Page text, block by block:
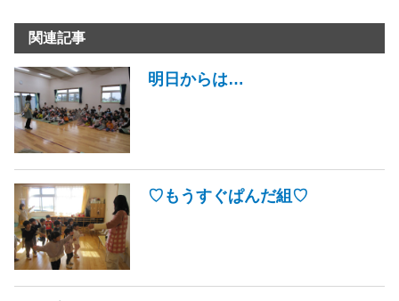
関連記事
明日からは…
♡もうすぐぱんだ組♡